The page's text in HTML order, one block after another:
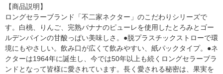
【商品説明】
ロングセラーブランド「不二家ネクター」のこだわりシリーズで
す。白桃、りんご、完熟バナナのピューレを使用したとろみとゴー
ルデンパインの甘酸っぱい美味しさ。●脱プラスチックストローで環
境にもやさしい。飲み口が広くて飲みやすい、紙パックタイプ。●ネ
クターは1964年に誕生し、今では50年以上も続くロングセラーブラ
ンドとなって皆様に愛されています。長く愛される秘密は、果実を